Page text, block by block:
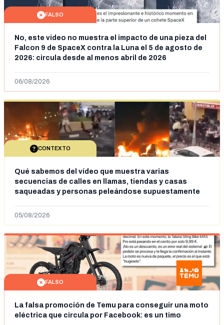
FALSO
No, este vídeo no muestra el impacto de una pieza del
Falcon 9 de SpaceX contra la Luna el 5 de agosto de
2026: circula desde al menos abril de 2026
06/08/2026
CONTEXTO
Qué sabemos del vídeo que muestra varias
secuencias de calles en llamas, tiendas y casas
saqueadas y personas peleándose supuestamente
situación irregular a Ceuta
05/08/2026
FALSO
La falsa promoción de Temu para conseguir una moto
eléctrica que circula por Facebook: es un timo